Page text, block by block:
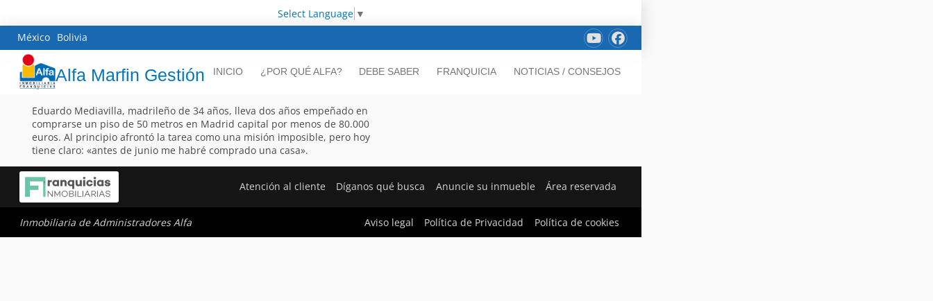
Select Language ▼
México Bolivia
Alfa Marfin Gestión INICIO ¿POR QUÉ ALFA? DEBE SABER FRANQUICIA NOTICIAS / CONSEJOS
Eduardo Mediavilla, madrileño de 34 años, lleva dos años empeñado en
comprarse un piso de 50 metros en Madrid capital por menos de 80.000
euros. Al principio afrontó la tarea como una misión imposible, pero hoy
tiene claro: «antes de junio me habré comprado una casa».
Atención al cliente Díganos qué busca Anuncie su inmueble Área reservada
Inmobiliaria de Administradores Alfa Aviso legal Política de Privacidad Política de cookies